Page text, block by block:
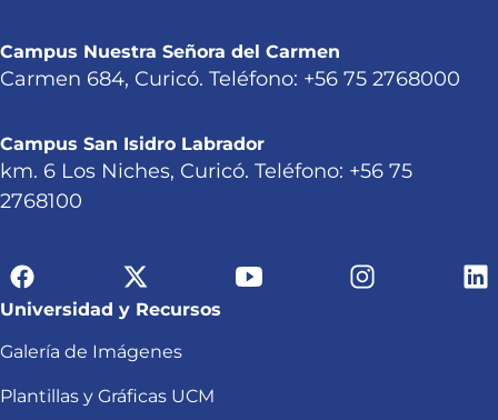
Campus Nuestra Señora del Carmen
Carmen 684, Curicó. Teléfono: +56 75 2768000
Campus San Isidro Labrador
km. 6 Los Niches, Curicó. Teléfono: +56 75
2768100
Universidad y Recursos
Galería de Imágenes
Plantillas y Gráficas UCM